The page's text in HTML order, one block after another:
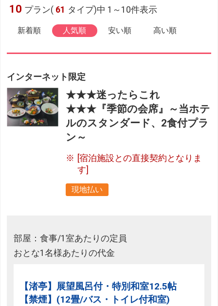
10 プラン( 61 タイプ)中 1～10件表示
新着順 人気順 安い順 高い順
インターネット限定
★★★迷ったらこれ
★★★『季節の会席』～当ホテ
ルのスタンダード、2食付プラ
ン～
[宿泊施設との直接契約となりま
す]
現地払い
部屋：食事/1室あたりの定員
おとな1名様あたりの代金
【渚亭】展望風呂付・特別和室12.5帖
【禁煙】(12畳/バス・トイレ付和室)